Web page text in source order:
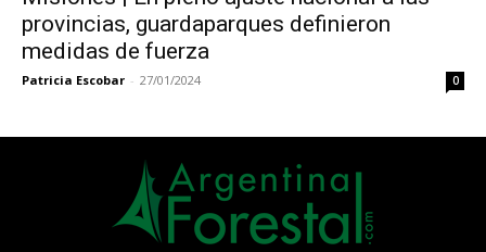
provincias, guardaparques definieron
medidas de fuerza
Patricia Escobar - 27/01/2024 0